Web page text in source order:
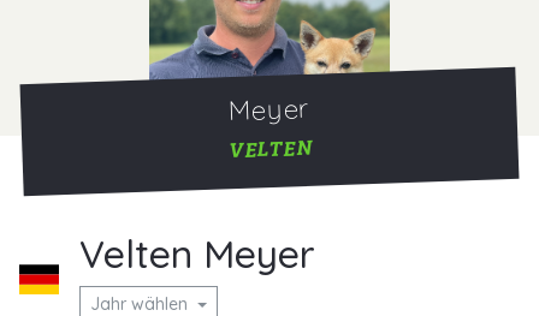
Meyer
VELTEN
Velten Meyer
Jahr wählen